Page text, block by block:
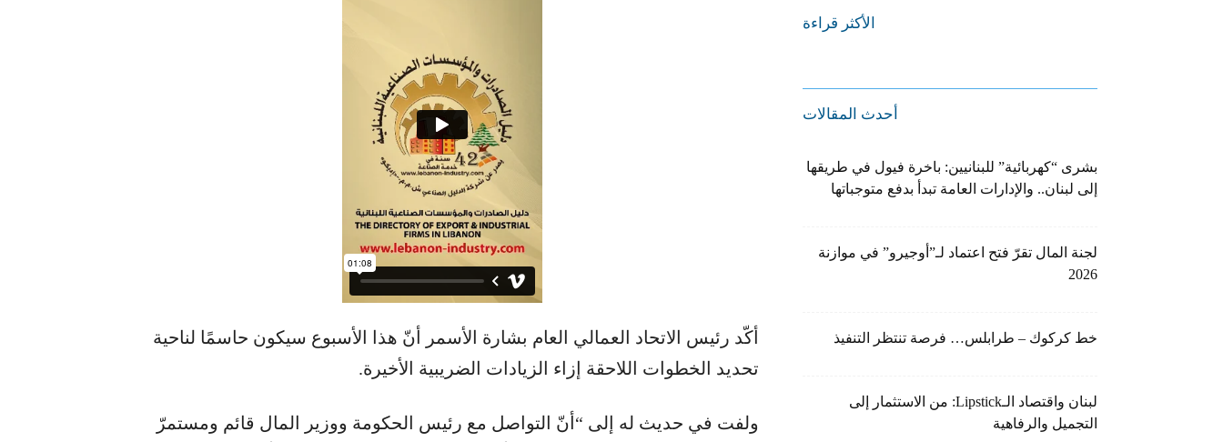
أكّد رئيس الاتحاد العمالي العام بشارة الأسمر أنّ هذا الأسبوع سيكون حاسمًا لناحية
تحديد الخطوات اللاحقة إزاء الزيادات الضريبية الأخيرة.
ولفت في حديث له إلى “أنّ التواصل مع رئيس الحكومة ووزير المال قائم ومستمرّ
الأكثر قراءة
أحدث المقالات
بشرى “كهربائية” للبنانيين: باخرة فيول في طريقها
إلى لبنان.. والإدارات العامة تبدأ بدفع متوجباتها
لجنة المال تقرّ فتح اعتماد لـ”أوجيرو” في موازنة
2026
خط كركوك – طرابلس… فرصة تنتظر التنفيذ
لبنان واقتصاد الـLipstick: من الاستثمار إلى
التجميل والرفاهية